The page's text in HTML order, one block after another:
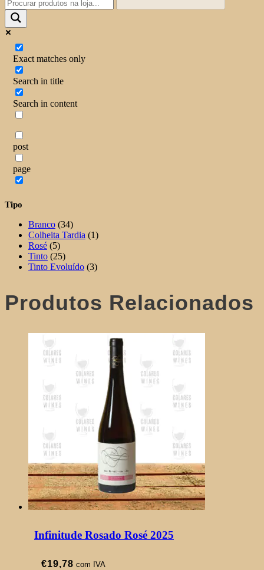
Exact matches only
Search in title
Search in content
post
page
Tipo
Branco (34)
Colheita Tardia (1)
Rosé (5)
Tinto (25)
Tinto Evoluído (3)
Produtos Relacionados
Infinitude Rosado Rosé 2025
€19,78 com IVA